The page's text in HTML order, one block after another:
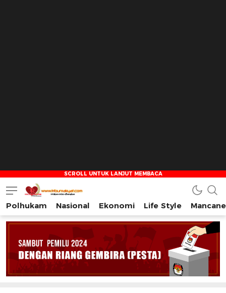
Tribun Rakyat
Tulus – Terdepan – Diharapkan
Polhukam Nasional Ekonomi Life Style